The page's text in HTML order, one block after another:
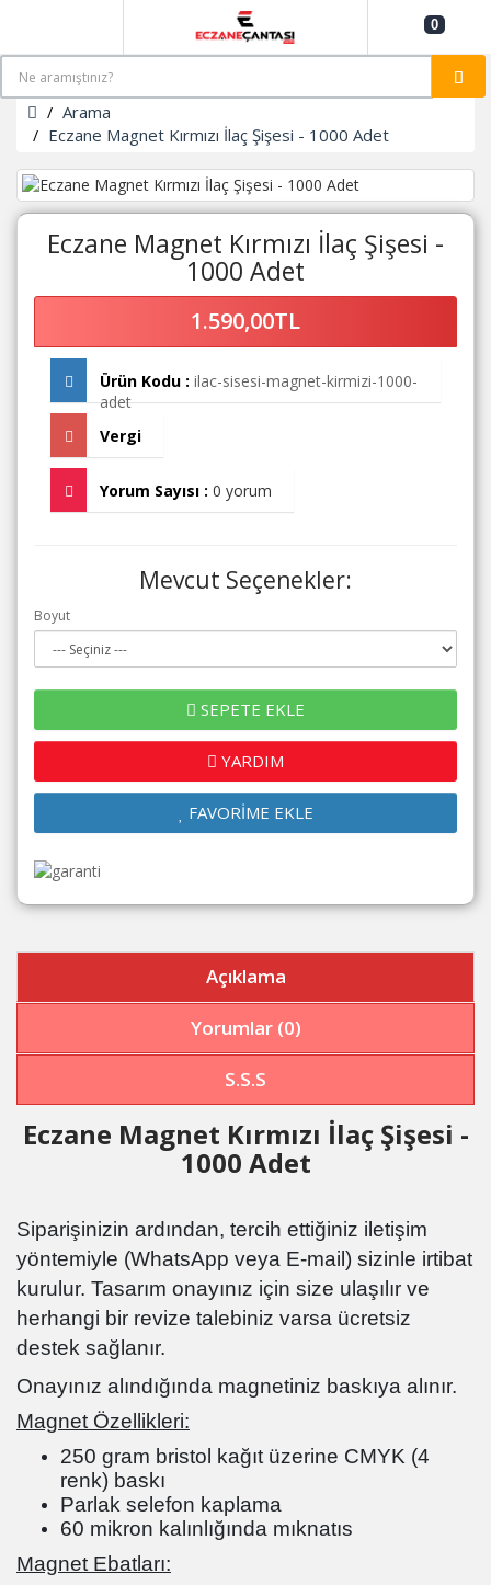
0
Arama
Eczane Magnet Kırmızı İlaç Şişesi - 1000 Adet
Eczane Magnet Kırmızı İlaç Şişesi -
1000 Adet
1.590,00TL
Ürün Kodu : ilac-sisesi-magnet-kirmizi-1000-
adet
Vergi
Yorum Sayısı : 0 yorum
Mevcut Seçenekler:
Boyut
SEPETE EKLE
YARDIM
FAVORİME EKLE
Açıklama
Yorumlar (0)
S.S.S
Eczane Magnet Kırmızı İlaç Şişesi -
1000 Adet
Siparişinizin ardından, tercih ettiğiniz iletişim
yöntemiyle (WhatsApp veya E-mail) sizinle irtibat
kurulur. Tasarım onayınız için size ulaşılır ve
herhangi bir revize talebiniz varsa ücretsiz
destek sağlanır.
Onayınız alındığında magnetiniz baskıya alınır.
Magnet Özellikleri:
250 gram bristol kağıt üzerine CMYK (4
renk) baskı
Parlak selefon kaplama
60 mikron kalınlığında mıknatıs
Magnet Ebatları: